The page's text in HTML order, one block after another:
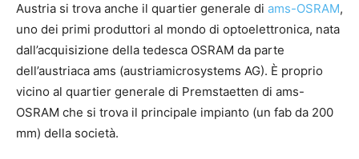
Austria si trova anche il quartier generale di ams-OSRAM,
uno dei primi produttori al mondo di optoelettronica, nata
dall’acquisizione della tedesca OSRAM da parte
dell’austriaca ams (austriamicrosystems AG). È proprio
vicino al quartier generale di Premstaetten di ams-
OSRAM che si trova il principale impianto (un fab da 200
mm) della società.